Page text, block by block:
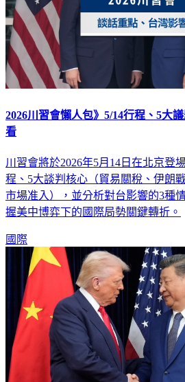
2026川習會懶人包》5/14行程、5大
看
川習會將於2026年5月14日在北京登
程、5大談判核心（貿易關稅、伊朗
市場准入），並分析對台影響的3種
握美中博弈下的國際局勢關鍵轉折。
國際